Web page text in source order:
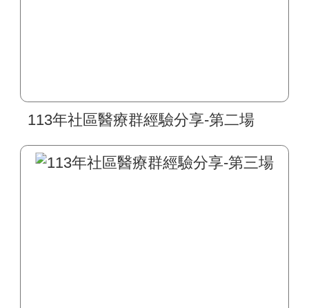
113年社區醫療群經驗分享-第二場